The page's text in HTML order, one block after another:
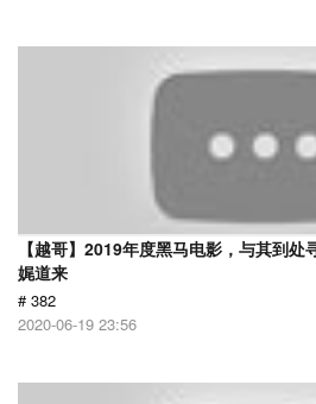
【越哥】2019年度黑马电影，与其到
娓道来
# 382
2020-06-19 23:56